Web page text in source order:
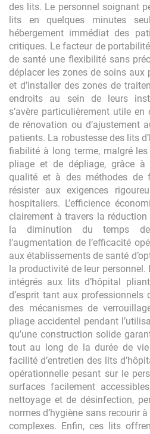
des lits. Le personnel soignant
lits en quelques minutes
hébergement immédiat des
critiques. Le facteur de
de santé une flexibilité sans
déplacer les zones de soins aux
et d’installer des zones de
endroits au sein de leurs
s’avère particulièrement utile en
de rénovation ou d’ajustement
patients. La robustesse des lits
fiabilité à long terme, malgré
pliage et de dépliage, grâce
qualité et à des méthodes de
résister aux exigences
hospitaliers. L’efficience
clairement à travers la
la diminution du temps
l’augmentation de l’efficacité
aux établissements de santé
la productivité de leur
intégrés aux lits d’hôpital
d’esprit tant aux professionnels
des mécanismes de
pliage accidentel pendant
qu’une construction solide
tout au long de la durée de
facilité d’entretien des lits
opérationnelle pesant sur le
surfaces facilement
nettoyage et de désinfection,
normes d’hygiène sans recourir
complexes. Enfin, ces lits